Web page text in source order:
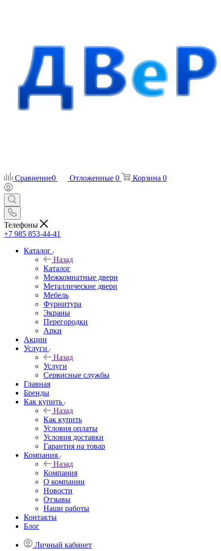
Сравнение0 Отложенные 0 Корзина 0
Телефоны
+7 985 853-44-41
Каталог
Назад
Каталог
Межкомнатные двери
Металлические двери
Мебель
Фурнитура
Экраны
Перегородки
Арки
Акции
Услуги
Назад
Услуги
Сервисные службы
Главная
Бренды
Как купить
Назад
Как купить
Условия оплаты
Условия доставки
Гарантия на товар
Компания
Назад
Компания
О компании
Новости
Отзывы
Наши работы
Контакты
Блог
Личный кабинет